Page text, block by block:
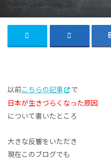
以前こちらの記事
で
日本が生きづらくなった原因
について書いたところ
大きな反響をいただき
現在このブログでも